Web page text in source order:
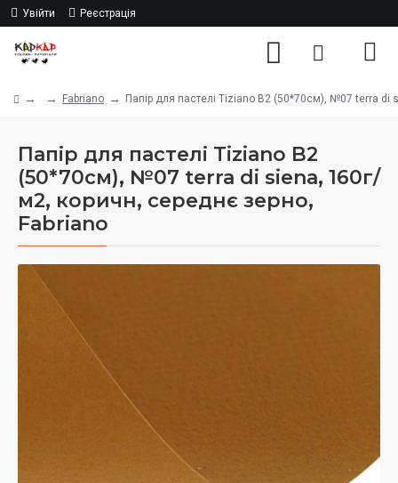
Увійти Реєстрація
Fabriano Папір для пастелі Tiziano B2 (50*70см), №07 terra di
Папір для пастелі Tiziano B2
(50*70см), №07 terra di siena, 160г/
м2, коричн, середнє зерно,
Fabriano